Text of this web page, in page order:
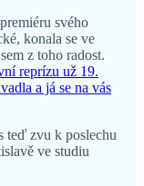
svého
konala se ve
z toho radost.
reprízu už 19.
a já se na vás
teď zvu k poslechu
ve studiu